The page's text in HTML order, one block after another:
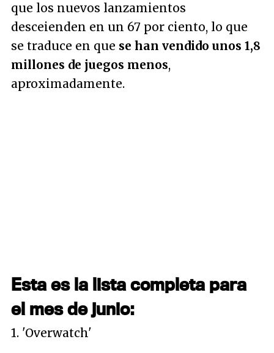
que los nuevos lanzamientos
desceienden en un 67 por ciento, lo que
se traduce en que se han vendido unos 1,8
millones de juegos menos,
aproximadamente.
Esta es la lista completa para
el mes de junio:
1. 'Overwatch'